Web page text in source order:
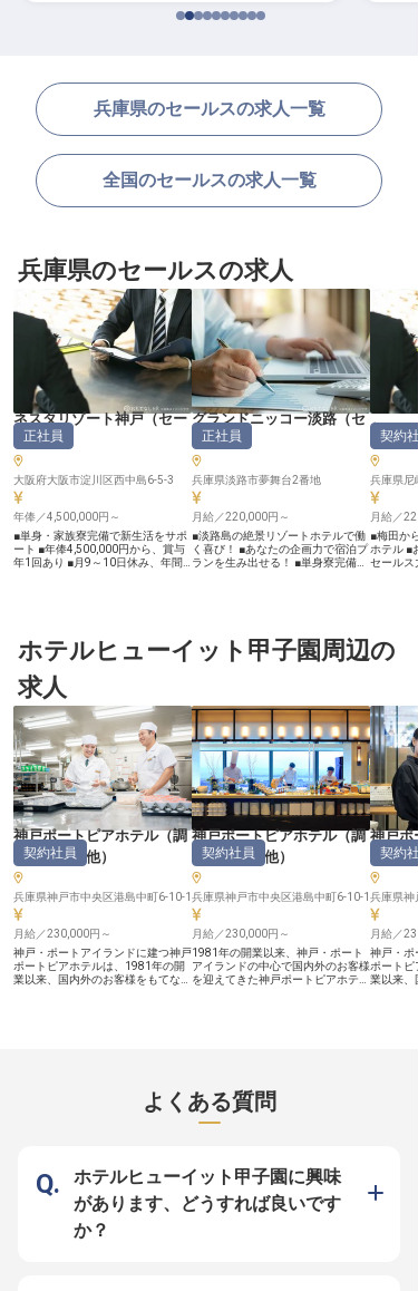
兵庫県のセールスの求人一覧
全国のセールスの求人一覧
兵庫県のセールスの求人
ネスタリゾート神戸（セー
ルス）
正社員
大阪府大阪市淀川区西中島6-5-3
年俸／4,500,000円～
■単身・家族寮完備で新生活をサポ
ート ■年俸4,500,000円から、賞与
年1回あり ■月9～10日休み、年間
を形にする営業職です。 お客様の
ニーズを丁寧に汲み取り、魅力的な
で、忘れられない体験を創造するお
手伝いをいたします。 あなたのア
イデアと情熱が、多くの方々の笑顔
に繋がるやりがいを感じられるでし
ょう。 お客様との信頼関係を築
き、共に成長していく喜びを分かち
合いませんか。 ーー【働きやすい
環境とキャリアアップの機会】 社
員寮を完備しており、単身の方もご
家族と一緒の方も、安心して新生活
をスタートできる環境です。 年俸
制で安定した収入を得ながら、年1
回の昇給と賞与で日頃の頑張りをし
っかりと評価いたします。 月9～10
日の休日や産休育児休暇制度も充実
しており、ワークライフバランスを
大切にしながら長く活躍できる職場
です。 チームメンバーの成長をサ
ポートし、共に高みを目指せる方を
歓迎いたします。 ※2026年03月06
日時点の情報です
グランドニッコー淡路（セ
ールス）
正社員
兵庫県淡路市夢舞台2番地
月給／220,000円～
■淡路島の絶景リゾートホテルで働
く喜び！ ■あなたの企画力で宿泊プ
ランを生み出せる！ ■単身寮完備で
ランドニッコー淡路」で、お客様の
思い出づくりをサポートしません
に携わっていただきます。 お客様
一人ひとりのニーズを汲み取り、季
節ごとの特別な体験や感動を提供す
る。あなたのアイデアや創造力が、
多くのお客様の素敵な思い出につな
がります。おもてなしの心と企画力
を活かせるやりがいのあるポジショ
ンです！ ーー【チームで成長し、
あなたらしく輝ける職場環境】
9:00～18:00を基本としたシフト制
で、ワークライフバランスも大切に
しています！単身用ワンルームタイ
プの寮も完備（月15,000円～）
で、遠方からの就職も安心です。
退職金制度や確定拠出年金制度など
将来を見据えた制度も充実！自社ホ
テルやグループホテルの割引優待制
度もあり、プライベートでもホテル
ステイを楽しめます。 社員研修制
度も整っており、セールスのプロフ
ェッショナルとしてのスキルアップ
都ホテ
契約社
兵庫県尼
月給／
■梅田か
ホテル ■
セールス
宴会セ
営業から
お任せし
う」の
ふれるお
はの上質
に、お
り上げてい
長できる
第一歩を
分、梅田
好立地が
崎」。近
一員と
スピタ
に、あな
に発揮で
20:00の
プライ
勤務にも
スタイル
す。ホテ
を目指す
ホテルヒューイット甲子園周辺の
求人
神戸ポートピアホテル（調
理部門その他）
契約社員
兵庫県神戸市中央区港島中町6-10-1
月給／230,000円～
神戸・ポートアイランドに建つ神戸
ポートピアホテルは、1981年の開
業以来、国内外のお客様をもてなし
まで幅広く担当いただきます。上質
な食材とホテルならではのスケール
リのある職場で、それぞれが目標に
向かって学べる環境です。 【働く
環境のポイント】 ・月給23万円～
年間休日115日／残業は月平均20時
神戸ポートピアホテル（調
理部門その他）
契約社員
兵庫県神戸市中央区港島中町6-10-1
月給／230,000円～
1981年の開業以来、神戸・ポート
アイランドの中心で国内外のお客様
を迎えてきた神戸ポートピアホテ
す。定番料理から季節のフェアま
で、ホテルの食材とスケールを活か
した洋食調理に携われます。 【料
や先輩のもとで技術を着実に伸ばせ
る環境です。資格取得の機会もあ
り、取得した資格は手当として給与
に反映されます。 【働く環境のポ
神戸ポ
スト
契約社
兵庫県神
月給／
神戸・ポ
ポート
業以来、
エ・バー
よくある質問
ホテルヒューイット甲子園に興味
があります、どうすれば良いです
か？